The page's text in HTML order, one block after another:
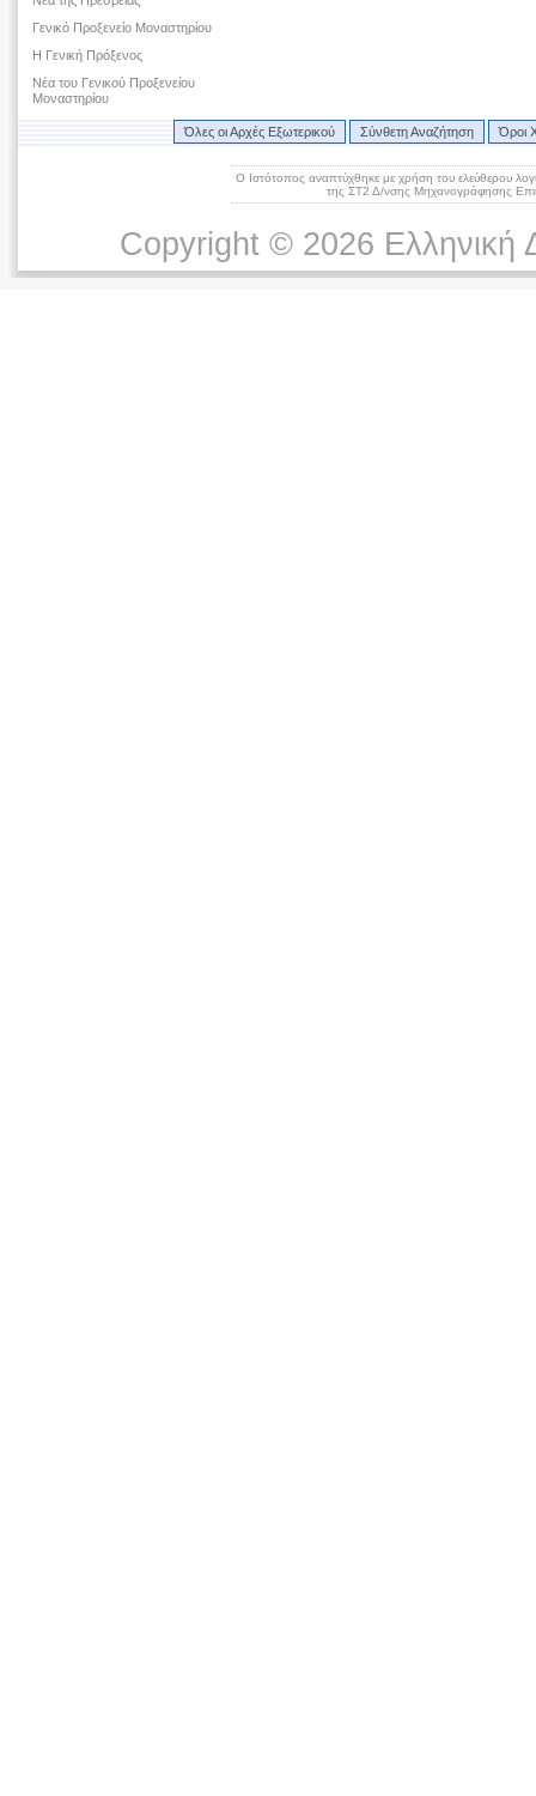
Γενικό Προξενείο Μοναστηρίου
Η Γενική Πρόξενος
Νέα του Γενικού Προξενείου
Μοναστηρίου
Όλες οι Αρχές Εξωτερικού Σύνθετη Αναζήτηση Όροι
Ο Ιστότοπος αναπτύχθηκε με χρήση του ελεύθερου
της ΣΤ2 Δ/νσης Μηχανογράφησης
Copyright © 2026